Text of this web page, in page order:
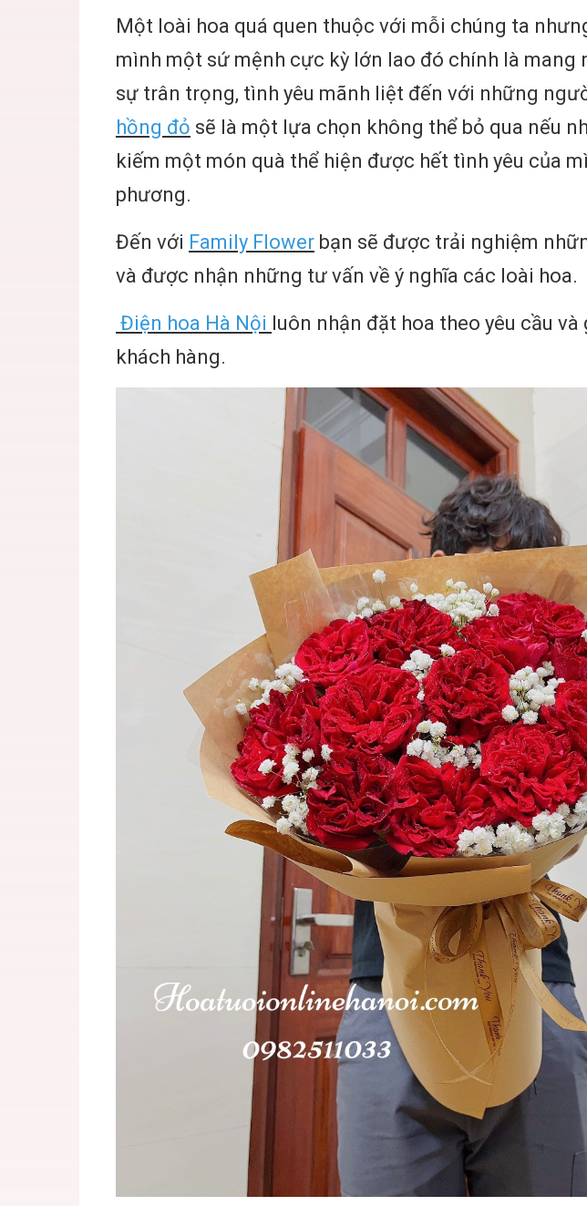
Một loài hoa quá quen thuộc với mỗi chúng ta
mình một sứ mệnh cực kỳ lớn lao đó chính là mang
sự trân trọng, tình yêu mãnh liệt đến với những
hồng đỏ sẽ là một lựa chọn không thể bỏ qua nếu
kiếm một món quà thể hiện được hết tình yêu của
phương.
Đến với Family Flower bạn sẽ được trải nghiệm
và được nhận những tư vấn về ý nghĩa các loài hoa.
Điện hoa Hà Nội luôn nhận đặt hoa theo yêu cầu
khách hàng.